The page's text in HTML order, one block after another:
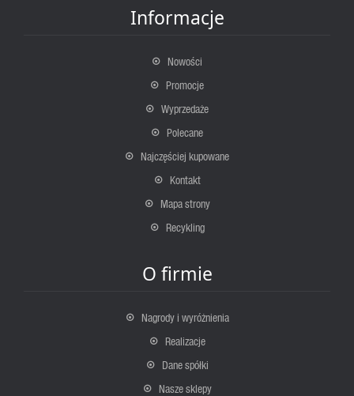
Informacje
Nowości
Promocje
Wyprzedaże
Polecane
Najczęściej kupowane
Kontakt
Mapa strony
Recykling
O firmie
Nagrody i wyróżnienia
Realizacje
Dane spółki
Nasze sklepy